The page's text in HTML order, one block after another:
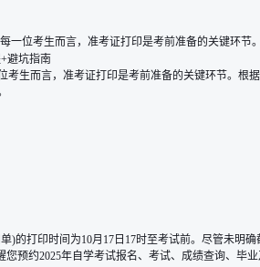
一位考生而言，准考证打印是考前准备的关键环
考生而言，准考证打印是考前准备的关键环节。
的打印时间为10月17日17时至考试前。尽管未明
您预约2025年自学考试报名、考试、成绩查询、毕